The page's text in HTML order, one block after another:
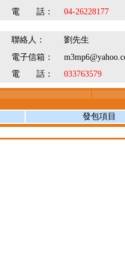
電 話： 04-26228177
聯絡人：
劉先生
電子信箱：
電 話： 033763579
發包項目